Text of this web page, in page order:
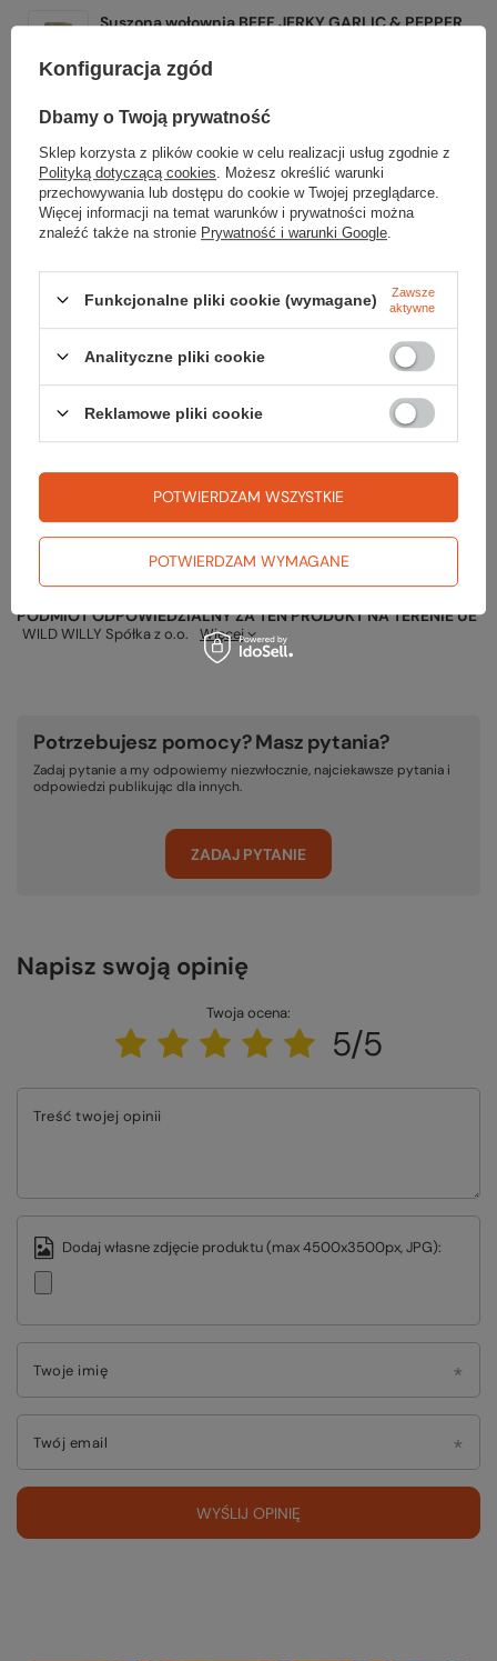
Suszona wołownia BEEF JERKY GARLIC & PEPPER
19,99 zł
Baton energetyczny ULTRA ENERGY BAR
14,99 zł
BATON ENERGETYCZNY 40 g - ORZECHY - SEZAM
- ŻURAWINA
Wafel energetyczny ENERGY WAFFLE
9,99 zł
Gwarancja
RĘKOJMIA 24 M-CE
Na sprzedawane produkty udzielana jest 24-miesięczna rękojmia na
podstawie ustawy z dnia 30 maja 2014r. o prawach konsumenta.
PODMIOT ODPOWIEDZIALNY ZA TEN PRODUKT NA TERENIE UE
WILD WILLY Spółka z o.o. Więcej
Potrzebujesz pomocy? Masz pytania?
Zadaj pytanie a my odpowiemy niezwłocznie, najciekawsze pytania i
odpowiedzi publikując dla innych.
ZADAJ PYTANIE
Napisz swoją opinię
Twoja ocena:
5/5
Treść twojej opinii
Dodaj własne zdjęcie produktu (max 4500x3500px, JPG):
Twoje imię
Twój email
WYŚLIJ OPINIĘ
Konfiguracja zgód
Dbamy o Twoją prywatność
Sklep korzysta z plików cookie w celu realizacji usług zgodnie z
Polityką dotyczącą cookies . Możesz określić warunki
przechowywania lub dostępu do cookie w Twojej przeglądarce.
Więcej informacji na temat warunków i prywatności można
znaleźć także na stronie Prywatność i warunki Google
Funkcjonalne pliki cookie (wymagane)
Zawsze
aktywne
Analityczne pliki cookie
Reklamowe pliki cookie
POTWIERDZAM WYMAGANE
POTWIERDZAM WSZYSTKIE